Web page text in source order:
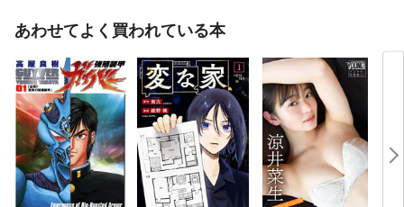
あわせてよく買われている本